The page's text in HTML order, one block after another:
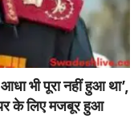
भी पूरा नहीं हुआ था’,
के लिए मजबूर हुआ